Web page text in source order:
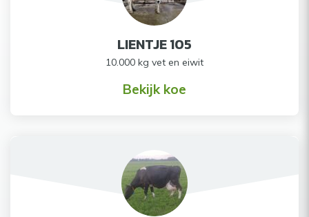
LIENTJE 105
10.000 kg vet en eiwit
Bekijk koe